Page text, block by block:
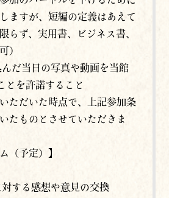
ますが、短編の定義はあえて
らず、実用書、ビジネス書、
）
だ当日の写真や動画を当館
とを許諾すること
ただいた時点で、上記参加条
たものとさせていただきま
（予定）】
する感想や意見の交換